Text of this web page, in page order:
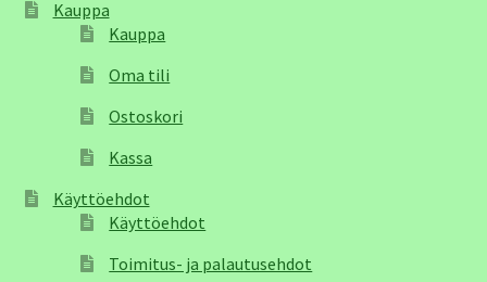
Kauppa
Kauppa
Oma tili
Ostoskori
Kassa
Käyttöehdot
Käyttöehdot
Toimitus- ja palautusehdot